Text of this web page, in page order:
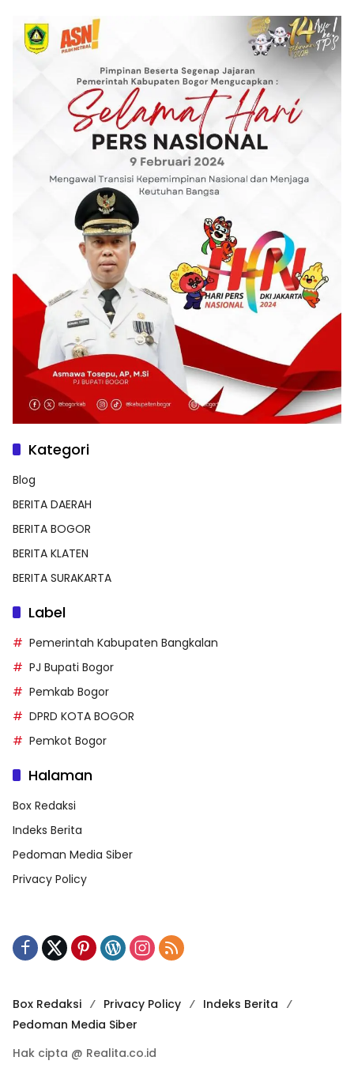
Kategori
Blog
BERITA DAERAH
BERITA BOGOR
BERITA KLATEN
BERITA SURAKARTA
Label
Pemerintah Kabupaten Bangkalan
PJ Bupati Bogor
Pemkab Bogor
DPRD KOTA BOGOR
Pemkot Bogor
Halaman
Box Redaksi
Indeks Berita
Pedoman Media Siber
Privacy Policy
Box Redaksi Privacy Policy
Indeks Berita
Pedoman Media Siber
Hak cipta @ Realita.co.id